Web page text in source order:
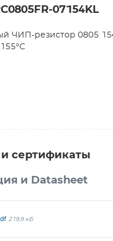
07154KL
ЧИП-резистор 0805
сертификаты
и Datasheet
219,9 кБ